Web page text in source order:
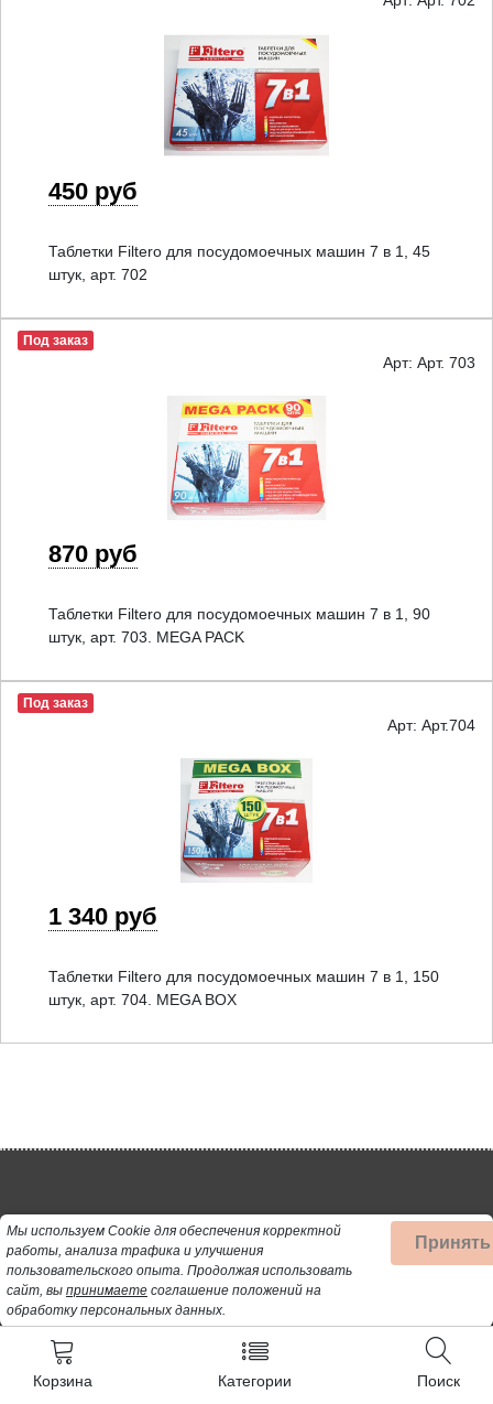
Корзина Категории Поиск
450 руб
Таблетки Filtero для посудомоечных машин 7 в 1, 45
штук, арт. 702
Под заказ
Арт: Арт. 703
870 руб
Таблетки Filtero для посудомоечных машин 7 в 1, 90
штук, арт. 703. MEGA PACK
Под заказ
Арт: Арт.704
1 340 руб
Таблетки Filtero для посудомоечных машин 7 в 1, 150
штук, арт. 704. MEGA BOX
Контакты
+7 (962) 389-25-41
Почта для заявок:
opt@profbyt.com
Мы используем Cookie для обеспечения корректной
работы, анализа трафика и улучшения
пользовательского опыта. Продолжая использовать
сайт, вы принимаете соглашение положений на
обработку персональных данных.
Принять